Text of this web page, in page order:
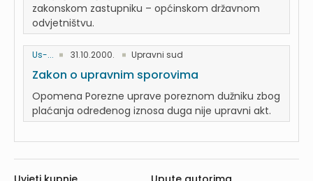
zakonskom zastupniku – općinskom državnom
odvjetništvu.
Us-... 31.10.2000. Upravni sud
Zakon o upravnim sporovima
Opomena Porezne uprave poreznom dužniku zbog
plaćanja određenog iznosa duga nije upravni akt.